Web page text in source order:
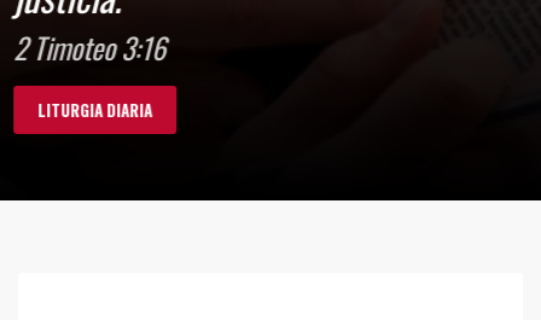
2 Timoteo 3:16
LITURGIA DIARIA